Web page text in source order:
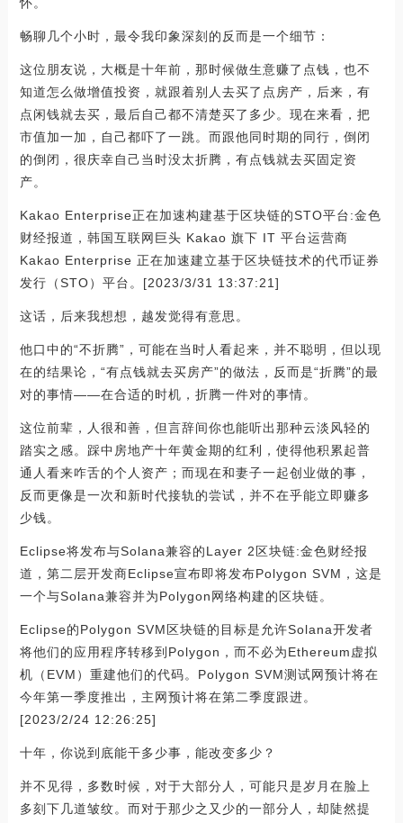
畅聊几个小时，最令我印象深刻的反而是一个细节：
这位朋友说，大概是十年前，那时候做生意赚了点钱，也不
知道怎么做增值投资，就跟着别人去买了点房产，后来，有
点闲钱就去买，最后自己都不清楚买了多少。现在来看，把
市值加一加，自己都吓了一跳。而跟他同时期的同行，倒闭
的倒闭，很庆幸自己当时没太折腾，有点钱就去买固定资
产。
Kakao Enterprise正在加速构建基于区块链的STO平台:金色
财经报道，韩国互联网巨头 Kakao 旗下 IT 平台运营商
Kakao Enterprise 正在加速建立基于区块链技术的代币证券
发行（STO）平台。[2023/3/31 13:37:21]
这话，后来我想想，越发觉得有意思。
他口中的“不折腾”，可能在当时人看起来，并不聪明，但以现
在的结果论，“有点钱就去买房产”的做法，反而是“折腾”的最
对的事情——在合适的时机，折腾一件对的事情。
这位前辈，人很和善，但言辞间你也能听出那种云淡风轻的
踏实之感。踩中房地产十年黄金期的红利，使得他积累起普
通人看来咋舌的个人资产；而现在和妻子一起创业做的事，
反而更像是一次和新时代接轨的尝试，并不在乎能立即赚多
少钱。
Eclipse将发布与Solana兼容的Layer 2区块链:金色财经报
道，第二层开发商Eclipse宣布即将发布Polygon SVM，这是
一个与Solana兼容并为Polygon网络构建的区块链。
Eclipse的Polygon SVM区块链的目标是允许Solana开发者
将他们的应用程序转移到Polygon，而不必为Ethereum虚拟
机（EVM）重建他们的代码。Polygon SVM测试网预计将在
今年第一季度推出，主网预计将在第二季度跟进。
[2023/2/24 12:26:25]
十年，你说到底能干多少事，能改变多少？
并不见得，多数时候，对于大部分人，可能只是岁月在脸上
多刻下几道皱纹。而对于那少之又少的一部分人，却陡然提